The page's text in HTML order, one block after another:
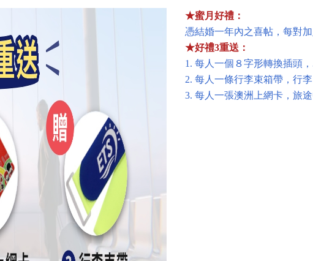
★蜜月好禮：
憑結婚一年內之喜帖，每對
★好禮3重送：
1. 每人一個８字形轉換插頭
2. 每人一條行李束箱帶，行
3. 每人一張澳洲上網卡，旅